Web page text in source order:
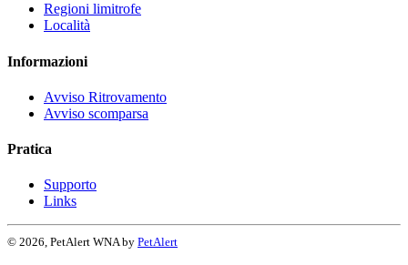
Regioni limitrofe
Località
Informazioni
Avviso Ritrovamento
Avviso scomparsa
Pratica
Supporto
Links
© 2026, PetAlert WNA by PetAlert